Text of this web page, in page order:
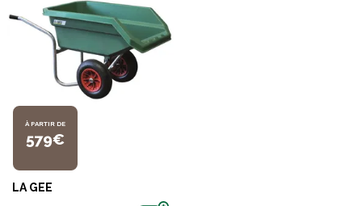
À PARTIR DE
579€
LA GEE